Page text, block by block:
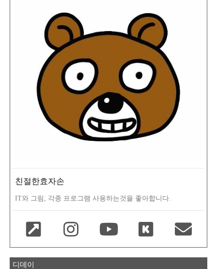
친절한효자손
IT와 그림, 각종 프로그램 사용하는것을 좋아합니다.
디데이